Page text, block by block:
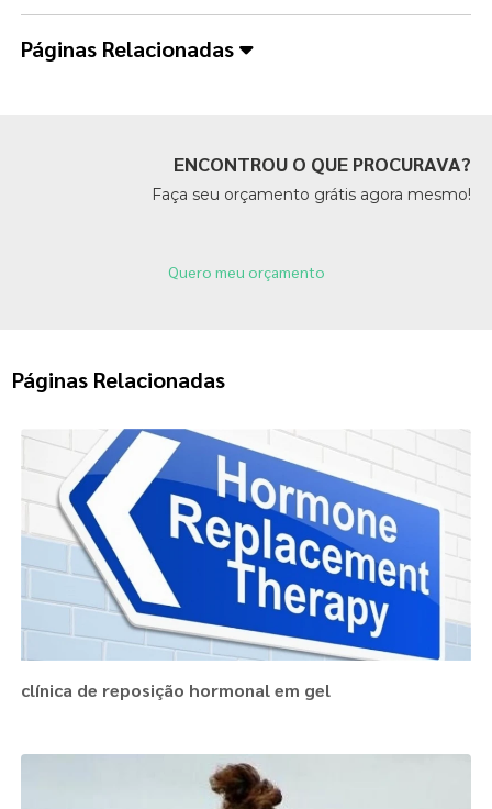
Páginas Relacionadas
ENCONTROU O QUE PROCURAVA?
Faça seu orçamento grátis agora mesmo!
Quero meu orçamento
Páginas Relacionadas
clínica de reposição hormonal em gel